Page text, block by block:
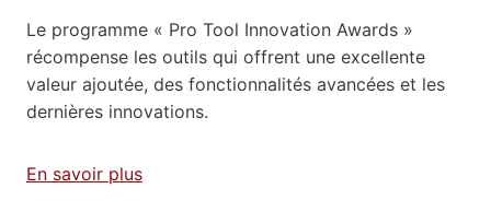
Le programme « Pro Tool Innovation Awards »
récompense les outils qui offrent une excellente
valeur ajoutée, des fonctionnalités avancées et les
dernières innovations.
En savoir plus